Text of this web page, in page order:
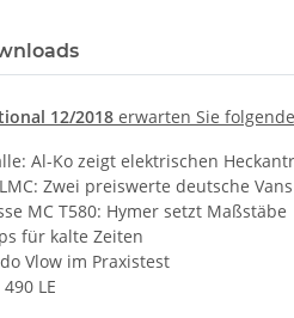
12/2018 erwarten Sie
Al-Ko zeigt elektrischen
Zwei preiswerte deutsche Vans
MC T580: Hymer setzt Maßstäbe
für kalte Zeiten
Vlow im Praxistest
LE